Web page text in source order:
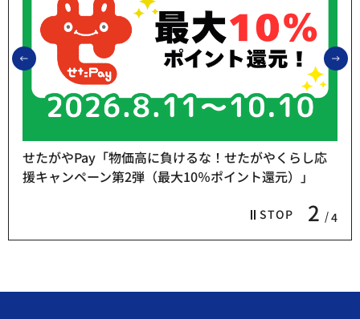
前のスライドを表示
STOP 2 4
せたがやPay「物価高に負けるな！せたがやくらし応
援キャンペーン第2弾（最大10％ポイント還元）」